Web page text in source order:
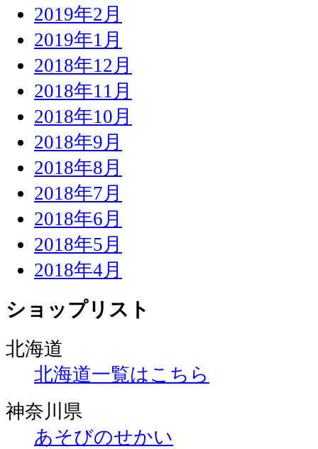
2019年2月
2019年1月
2018年12月
2018年11月
2018年10月
2018年9月
2018年8月
2018年7月
2018年6月
2018年5月
2018年4月
ショップリスト
北海道
北海道一覧はこちら
神奈川県
あそびのせかい